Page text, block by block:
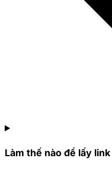
Làm thế nào để lấy